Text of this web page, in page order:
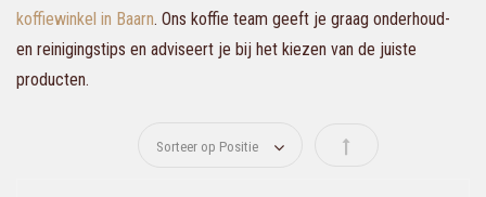
koffiewinkel in Baarn. Ons koffie team geeft je graag onderhoud-
en reinigingstips en adviseert je bij het kiezen van de juiste
producten.
Van hoog naar laag